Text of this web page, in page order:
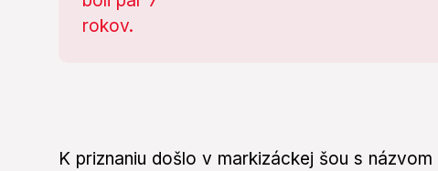
K priznaniu došlo v markizáckej šou s